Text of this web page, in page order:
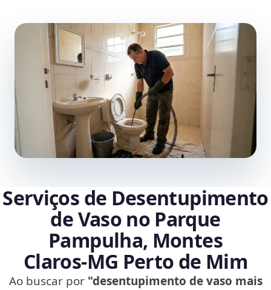
Serviços de Desentupimento
de Vaso no Parque
Pampulha, Montes
Claros‑MG Perto de Mim
Ao buscar por "desentupimento de vaso mais